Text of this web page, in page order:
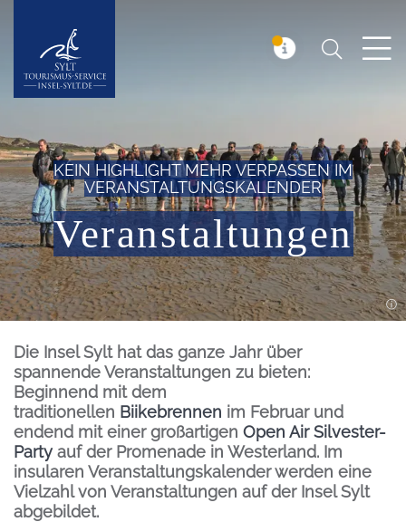
Insel Sylt Suchen
KEIN HIGHLIGHT MEHR VERPASSEN IM
VERANSTALTUNGSKALENDER
Veranstaltungen
Einleitung
Die Insel Sylt hat das ganze Jahr über
spannende Veranstaltungen zu bieten:
Beginnend mit dem
traditionellen Biikebrennen im Februar und
endend mit einer großartigen Open Air Silvester-
Partyauf der Promenade in Westerland. Im
insularen Veranstaltungskalender werden eine
Vielzahl von Veranstaltungen auf der Insel Sylt
abgebildet.